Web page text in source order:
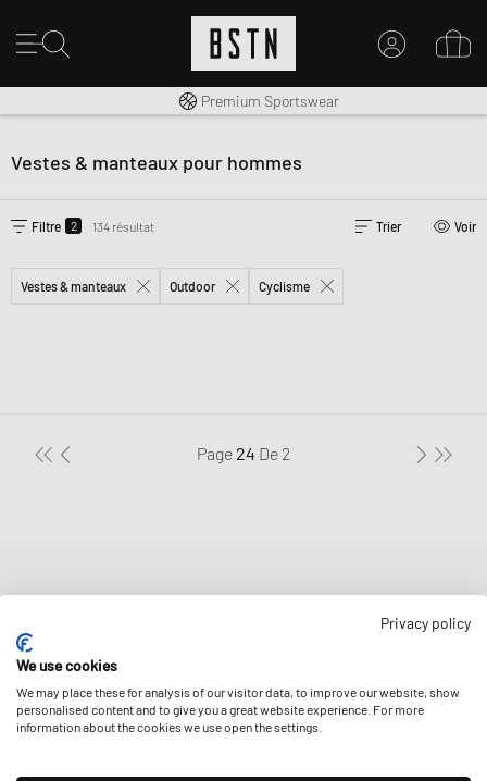
CRÉER UN COMPTE
Livraison gratuite dès 100€
Premium Sportswear
Vestes & manteaux pour hommes
Filtre 2 134 résultat Trier Voir
Vestes & manteaux Outdoor Cyclisme
Page 24 De 2
Bénéficiez d'une 5% remise de bienvenue et des Updates sur les
Raffles et les New Arrivals. Inscrivez-vous dès maintenant!
Adresse e-mail
INSCRIS-TOI
Privacy policy
We use cookies
We may place these for analysis of our visitor data, to improve our website, show
personalised content and to give you a great website experience. For more
information about the cookies we use open the settings.